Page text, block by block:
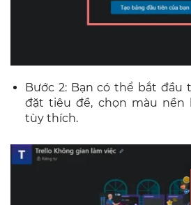
Bước 2: Bạn có thể bắt đầu
đặt tiêu đề, chọn màu nền
tùy thích.